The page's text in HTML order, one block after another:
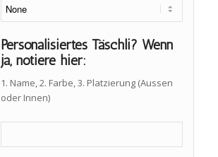
Personalisiertes Täschli? Wenn
ja, notiere hier:
1. Name, 2. Farbe, 3. Platzierung (Aussen
oder Innen)